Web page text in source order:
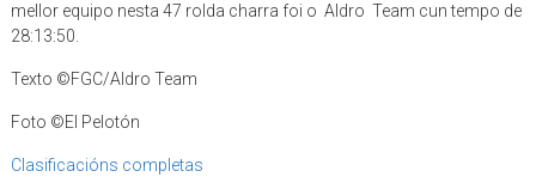
mellor equipo nesta 47 rolda charra foi o Aldro Team cun tempo de
28:13:50.
Texto ©FGC/Aldro Team
Foto ©El Pelotón
Clasificacións completas